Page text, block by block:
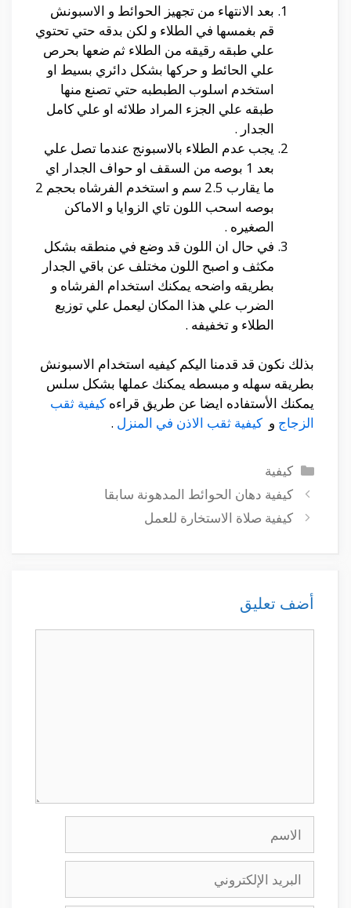
بعد الانتهاء من تجهيز الحوائط و الاسبونش
قم بغمسها في الطلاء و لكن بدقه حتي تحتوي
علي طبقه رقيقه من الطلاء ثم ضعها بحرص
علي الحائط و حركها بشكل دائري بسيط او
استخدم اسلوب الطبطبه حتي تصنع منها
طبقه علي الجزء المراد طلائه او علي كامل
الجدار .
يجب عدم الطلاء بالاسبونج عندما تصل علي
بعد 1 بوصه من السقف او حواف الجدار اي
ما يقارب 2.5 سم و استخدم الفرشاه بحجم 2
بوصه اسحب اللون تاي الزوايا و الاماكن
الصغيره .
في حال ان اللون قد وضع في منطقه بشكل
مكثف و اصبح اللون مختلف عن باقي الجدار
بطريقه واضحه يمكنك استخدام الفرشاه و
الضرب علي هذا المكان ليعمل علي توزيع
الطلاء و تخفيفه .
بذلك نكون قد قدمنا اليكم كيفيه استخدام الاسبونش
بطريقه سهله و مبسطه يمكنك عملها بشكل سلس
يمكنك الأستفاده ايضا عن طريق قراءه كيفية ثقب
الزجاج و كيفية ثقب الاذن في المنزل .
التصنيفات
كيفية
كيفية دهان الحوائط المدهونة سابقا
كيفية صلاة الاستخارة للعمل
أضف تعليق
الاسم
البريد
الإلكتروني